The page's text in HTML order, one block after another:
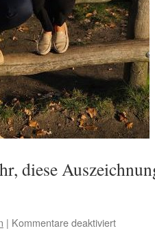
diese
| Kommentare deaktiviertfür